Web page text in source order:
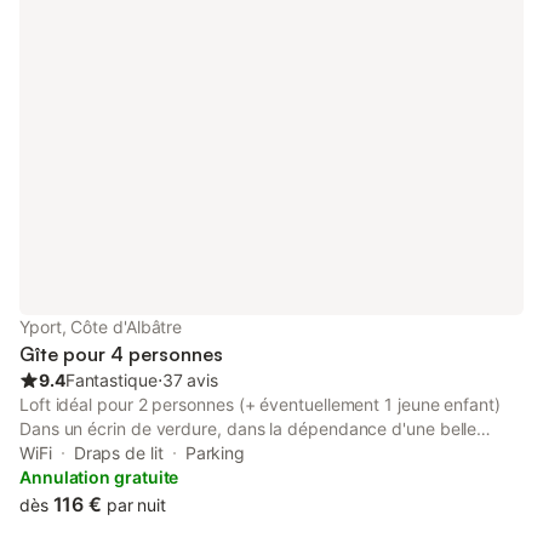
Yport, Côte d'Albâtre
Gîte pour 4 personnes
9.4Fantastique⋅37 avis
Loft idéal pour 2 personnes (+ éventuellement 1 jeune enfant)
Dans un écrin de verdure, dans la dépendance d'une belle
propriété normande, logement atypique de charme (50 m2)
donnant sur jardin privatif avec entrée indépendante situé à
200m des commerces du centre du village et à 500m de la
WiFi Draps de lit
Parking
Annulation gratuite
dès 116 € par nuit